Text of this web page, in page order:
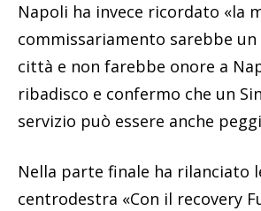
Napoli ha invece ricordato «la
commissariamento sarebbe
città e non farebbe onore a
ribadisco e confermo che un
servizio può essere anche
Nella parte finale ha rilanciato
centrodestra «Con il recovery